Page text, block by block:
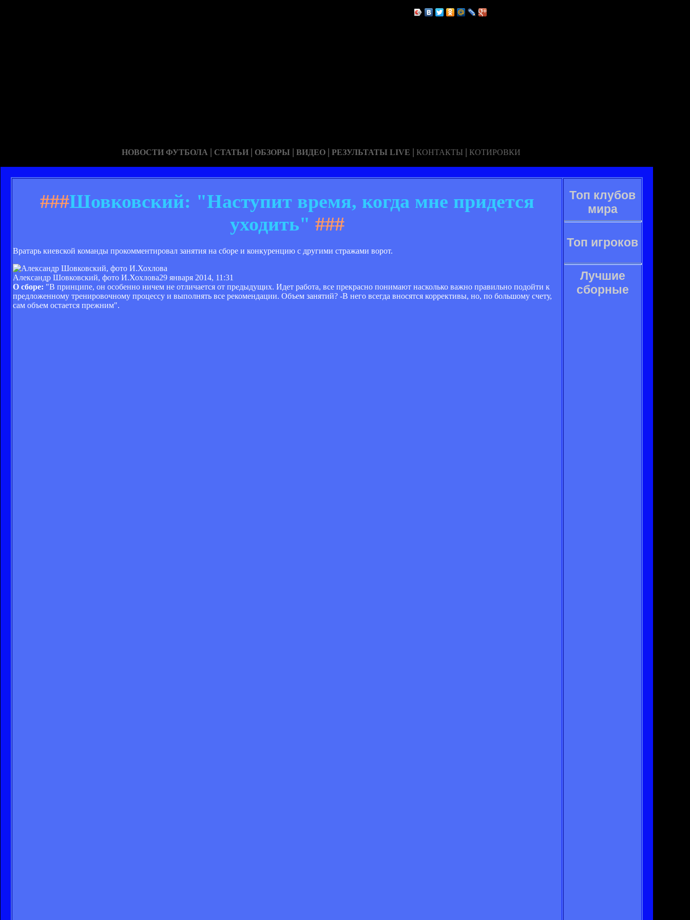
НОВОСТИ ФУТБОЛА | СТАТЬИ | ОБЗОРЫ | ВИДЕО | РЕЗУЛЬТАТЫ LIVE | КОНТАКТЫ | КОТИРОВКИ
###Шовковский: "Наступит время, когда мне придется
уходить" ###
Вратарь киевской команды прокомментировал занятия на сборе и конкуренцию с другими стражами ворот.
Александр Шовковский, фото И.Хохлова29 января 2014, 11:31
О сборе: "В принципе, он особенно ничем не отличается от предыдущих. Идет работа, все прекрасно понимают насколько важно правильно подойти к
предложенному тренировочному процессу и выполнять все рекомендации. Объем занятий? -В него всегда вносятся коррективы, но, по большому счету,
сам объем остается прежним".
Топ клубов
мира
Топ игроков
Лучшие
сборные